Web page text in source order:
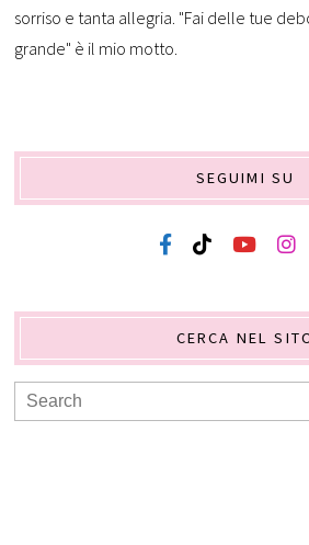
sorriso e tanta allegria. "Fai delle tue
grande" è il mio motto.
SEGUIMI SU
CERCA NEL